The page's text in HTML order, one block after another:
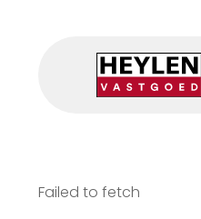
Failed to fetch